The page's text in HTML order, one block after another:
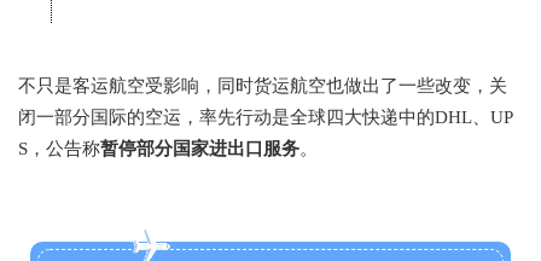
不只是客运航空受影响，同时货运航空也做出了一些改变，关
闭一部分国际的空运，率先行动是全球四大快递中的DHL、UP
S，公告称暂停部分国家进出口服务。